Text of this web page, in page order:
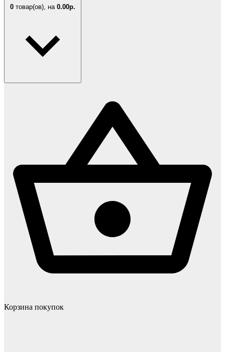
0 товар(ов), на 0.00р.
Корзина покупок